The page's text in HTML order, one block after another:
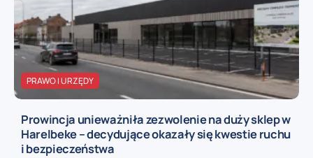
PRAWO I URZĘDY
Prowincja unieważniła zezwolenie na duży sklep w
Harelbeke – decydujące okazały się kwestie ruchu
i bezpieczeństwa